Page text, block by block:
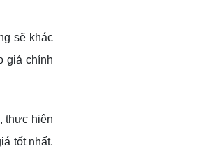
sẽ khác
giá chính
thực hiện
tốt nhất.